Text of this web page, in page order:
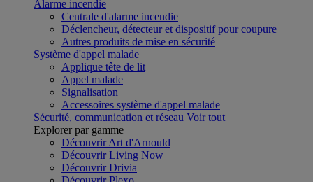
Alarme incendie
Centrale d'alarme incendie
Déclencheur, détecteur et dispositif pour coupure
Autres produits de mise en sécurité
Système d'appel malade
Applique tête de lit
Appel malade
Signalisation
Accessoires système d'appel malade
Sécurité, communication et réseau Voir tout
Explorer par gamme
Découvrir Art d'Arnould
Découvrir Living Now
Découvrir Drivia